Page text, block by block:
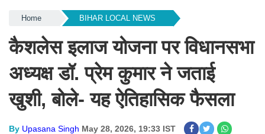
Home BIHAR LOCAL NEWS
कैशलेस इलाज योजना पर विधानसभा
अध्यक्ष डॉ. प्रेम कुमार ने जताई
खुशी, बोले- यह ऐतिहासिक फैसला
By Upasana Singh May 28, 2026, 19:33 IST